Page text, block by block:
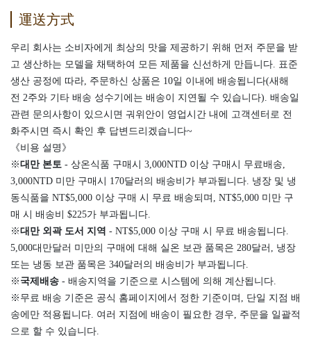
運送方式
우리 회사는 소비자에게 최상의 맛을 제공하기 위해 먼저 주문을 받
고 생산하는 모델을 채택하여 모든 제품을 신선하게 만듭니다. 표준
생산 공정에 따라, 주문하신 상품은 10일 이내에 배송됩니다(새해
전 2주와 기타 배송 성수기에는 배송이 지연될 수 있습니다). 배송일
관련 문의사항이 있으시면 궈위안이 영업시간 내에 고객센터로 전
화주시면 즉시 확인 후 답변드리겠습니다~
《비용 설명》
※대만 본토 - 상온식품 구매시 3,000NTD 이상 구매시 무료배송,
3,000NTD 미만 구매시 170달러의 배송비가 부과됩니다. 냉장 및 냉
동식품을 NT$5,000 이상 구매 시 무료 배송되며, NT$5,000 미만 구
매 시 배송비 $225가 부과됩니다.
※대만 외곽 도서 지역 - NT$5,000 이상 구매 시 무료 배송됩니다.
5,000대만달러 미만의 구매에 대해 실온 보관 품목은 280달러, 냉장
또는 냉동 보관 품목은 340달러의 배송비가 부과됩니다.
※ 국제배송 - 배송지역을 기준으로 시스템에 의해 계산됩니다.
※무료 배송 기준은 공식 홈페이지에서 정한 기준이며, 단일 지점 배
송에만 적용됩니다. 여러 지점에 배송이 필요한 경우, 주문을 일괄적
으로 할 수 있습니다.